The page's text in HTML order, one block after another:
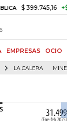
+$ 2.295,71
EMPRESAS OCIO
LA CALERA